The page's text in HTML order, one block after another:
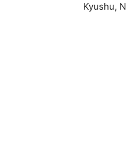
Kyushu,